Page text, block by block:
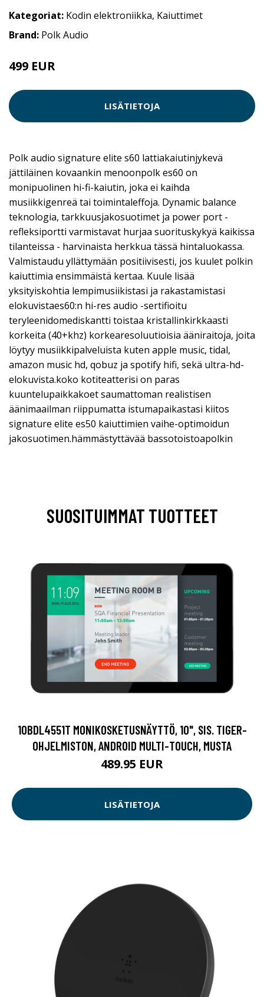
Kategoriat: Kodin elektroniikka, Kaiuttimet
Brand: Polk Audio
499 EUR
LISÄTIETOJA
Polk audio signature elite s60 lattiakaiutinjykevä
jättiläinen kovaankin menoonpolk es60 on
monipuolinen hi-fi-kaiutin, joka ei kaihda
musiikkigenreä tai toimintaleffoja. Dynamic balance
teknologia, tarkkuusjakosuotimet ja power port -
refleksiportti varmistavat hurjaa suorituskykyä kaikissa
tilanteissa - harvinaista herkkua tässä hintaluokassa.
Valmistaudu yllättymään positiivisesti, jos kuulet polkin
kaiuttimia ensimmäistä kertaa. Kuule lisää
yksityiskohtia lempimusiikistasi ja rakastamistasi
elokuvistaes60:n hi-res audio -sertifioitu
teryleenidomediskantti toistaa kristallinkirkkaasti
korkeita (40+khz) korkearesoluutioisia ääniraitoja, joita
löytyy musiikkipalveluista kuten apple music, tidal,
amazon music hd, qobuz ja spotify hifi, sekä ultra-hd-
elokuvista.koko kotiteatterisi on paras
kuuntelupaikkakoet saumattoman realistisen
äänimaailman riippumatta istumapaikastasi kiitos
signature elite es50 kaiuttimien vaihe-optimoidun
jakosuotimen.hämmästyttävää bassotoistoapolkin
SUOSITUIMMAT TUOTTEET
10BDL4551T MONIKOSKETUSNÄYTTÖ, 10", SIS. TIGER-
OHJELMISTON, ANDROID MULTI-TOUCH, MUSTA
489.95 EUR
LISÄTIETOJA